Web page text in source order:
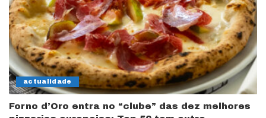
actualidade
Forno d’Oro entra no “clube” das dez melhores